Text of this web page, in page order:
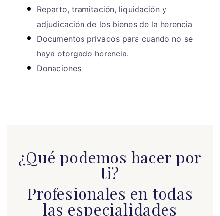
Reparto, tramitación, liquidación y
adjudicación de los bienes de la herencia.
Documentos privados para cuando no se
haya otorgado herencia.
Donaciones.
¿Qué podemos hacer por
ti?
Profesionales en todas
las especialidades